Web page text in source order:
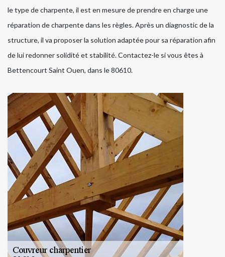
le type de charpente, il est en mesure de prendre en charge une
réparation de charpente dans les règles. Après un diagnostic de la
structure, il va proposer la solution adaptée pour sa réparation afin
de lui redonner solidité et stabilité. Contactez-le si vous êtes à
Bettencourt Saint Ouen, dans le 80610.